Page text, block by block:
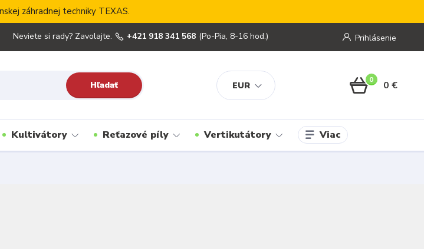
záhradnej techniky TEXAS.
EUR
Prihlásenie
Hľadať
Neviete si rady? Zavolajte. +421 918 341 568 (Po-Pia, 8-16 hod.)
0 0 €
Kultivátory Reťazové píly Vertikutátory Viac